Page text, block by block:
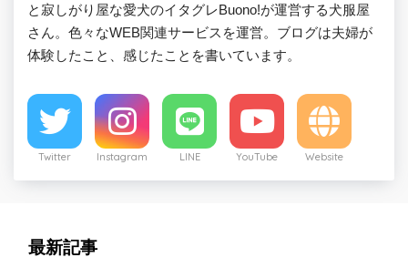
と寂しがり屋な愛犬のイタグレBuono!が運営する犬服屋
さん。色々なWEB関連サービスを運営。ブログは夫婦が
体験したこと、感じたことを書いています。
Twitter Instagram LINE YouTube Website
最新記事